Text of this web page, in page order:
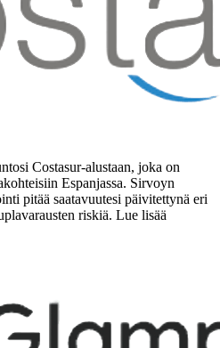
Costasur-alustaan, joka on
Espanjassa. Sirvoyn
pitää saatavuutesi päivitettynä eri
riskiä. Lue lisää